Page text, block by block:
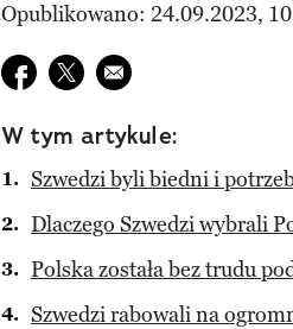
Opublikowano: 24.09.2023,
Udostępnij na facebook
Udostępnij na twitter
E-mail do przyjaciela
W tym artykule:
Szwedzi byli biedni i
Dlaczego Szwedzi wybrali
Polska została bez trudu
Szwedzi rabowali na